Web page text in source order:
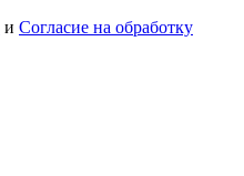
и Согласие на обработку